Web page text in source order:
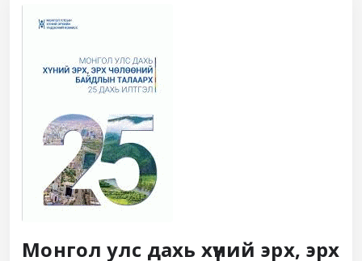
Монгол улс дахь хүний эрх, эрх